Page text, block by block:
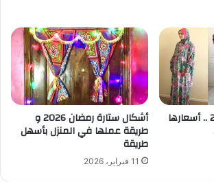
إسدالات رمضان 2026 .. أسعارها أشكال ستارة رمضان 2026 و
طريقة عملها في المنزل بأسهل
طريقة
11 فبراير، 2026